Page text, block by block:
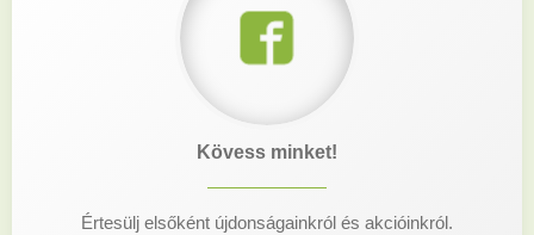
Kövess minket!
Értesülj elsőként újdonságainkról és akcióinkról.